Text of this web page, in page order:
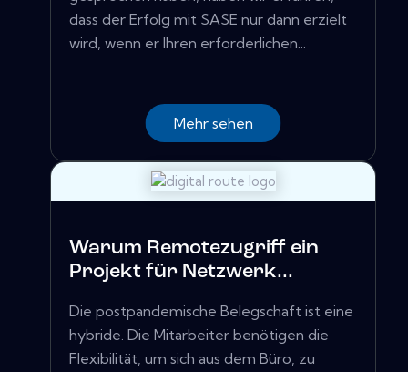
dass der Erfolg mit SASE nur dann erzielt
wird, wenn er Ihren erforderlichen...
Mehr sehen
Warum Remotezugriff ein
Projekt für Netzwerk...
Die postpandemische Belegschaft ist eine
hybride. Die Mitarbeiter benötigen die
Flexibilität, um sich aus dem Büro, zu